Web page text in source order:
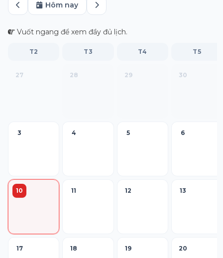
Hôm nay
Vuốt ngang để xem đầy đủ lịch.
T2 T3 T4 T5
27 28 29 30
3 4 5 6
10 11 12 13
17 18 19 20